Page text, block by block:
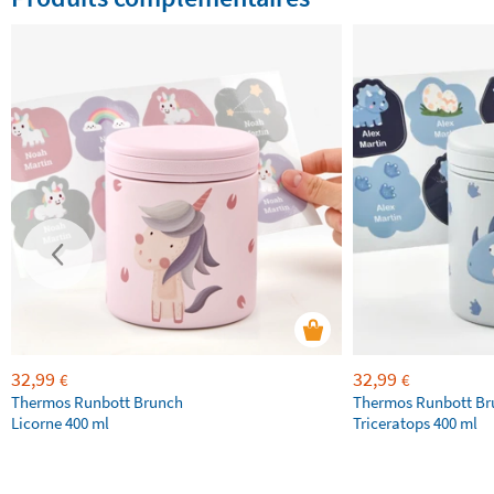
32,99 €
Thermos Runbott Brunch
Licorne 400 ml
32,99 €
Thermos Runbott
Triceratops 400 ml